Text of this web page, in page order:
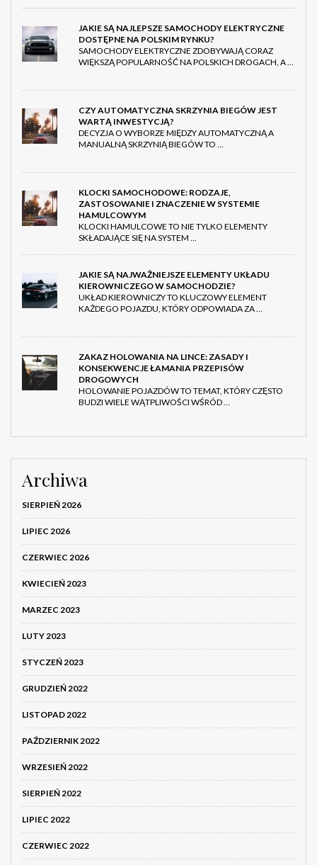
JAKIE SĄ NAJLEPSZE SAMOCHODY ELEKTRYCZNE
DOSTĘPNE NA POLSKIM RYNKU?
SAMOCHODY ELEKTRYCZNE ZDOBYWAJĄ CORAZ
WIĘKSZĄ POPULARNOŚĆ NA POLSKICH DROGACH, A …
CZY AUTOMATYCZNA SKRZYNIA BIEGÓW JEST
WARTĄ INWESTYCJĄ?
DECYZJA O WYBORZE MIĘDZY AUTOMATYCZNĄ A
MANUALNĄ SKRZYNIĄ BIEGÓW TO …
KLOCKI SAMOCHODOWE: RODZAJE,
ZASTOSOWANIE I ZNACZENIE W SYSTEMIE
HAMULCOWYM
KLOCKI HAMULCOWE TO NIE TYLKO ELEMENTY
SKŁADAJĄCE SIĘ NA SYSTEM …
JAKIE SĄ NAJWAŻNIEJSZE ELEMENTY UKŁADU
KIEROWNICZEGO W SAMOCHODZIE?
UKŁAD KIEROWNICZY TO KLUCZOWY ELEMENT
KAŻDEGO POJAZDU, KTÓRY ODPOWIADA ZA …
ZAKAZ HOLOWANIA NA LINCE: ZASADY I
KONSEKWENCJE ŁAMANIA PRZEPISÓW
DROGOWYCH
HOLOWANIE POJAZDÓW TO TEMAT, KTÓRY CZĘSTO
BUDZI WIELE WĄTPLIWOŚCI WŚRÓD …
Archiwa
SIERPIEŃ 2026
LIPIEC 2026
CZERWIEC 2026
KWIECIEŃ 2023
MARZEC 2023
LUTY 2023
STYCZEŃ 2023
GRUDZIEŃ 2022
LISTOPAD 2022
PAŹDZIERNIK 2022
WRZESIEŃ 2022
SIERPIEŃ 2022
LIPIEC 2022
CZERWIEC 2022